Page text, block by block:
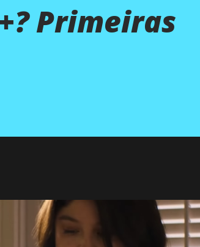
Primeiras